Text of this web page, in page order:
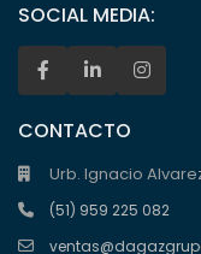
SOCIAL MEDIA:
CONTACTO
Urb. Ignacio
(51) 959 225 082